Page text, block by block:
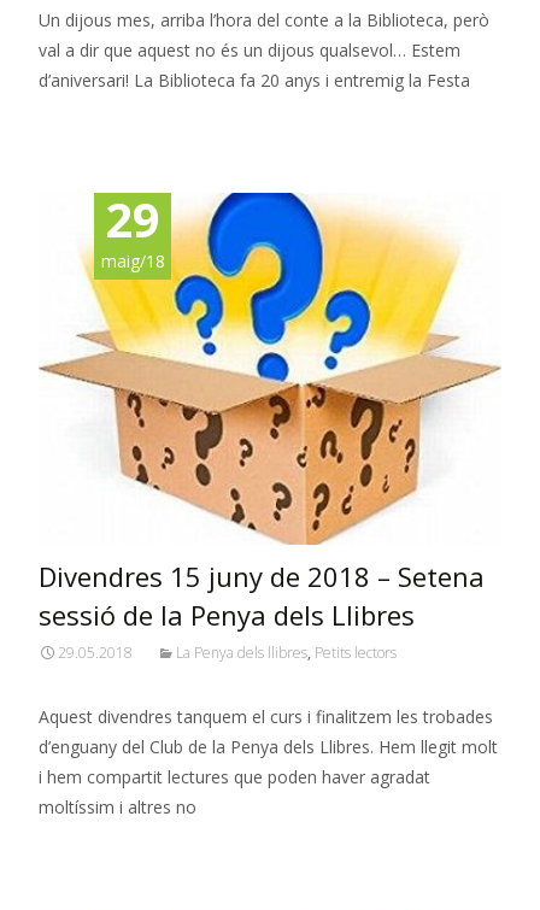
Un dijous mes, arriba l’hora del conte a la Biblioteca, però
val a dir que aquest no és un dijous qualsevol… Estem
d’aniversari! La Biblioteca fa 20 anys i entremig la Festa
29
maig/18
Divendres 15 juny de 2018 – Setena
sessió de la Penya dels Llibres
29.05.2018 La Penya dels llibres, Petits lectors
Aquest divendres tanquem el curs i finalitzem les trobades
d’enguany del Club de la Penya dels Llibres. Hem llegit molt
i hem compartit lectures que poden haver agradat
moltíssim i altres no